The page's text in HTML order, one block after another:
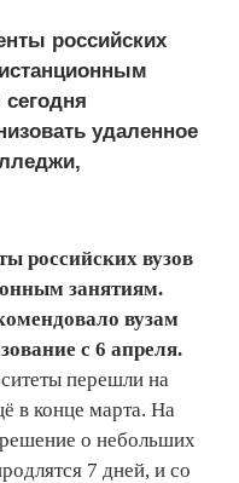
российских
удаленное
российских вузов
занятиям.
вузам
с 6 апреля.
перешли на
в конце марта. На
о небольших
7 дней, и со